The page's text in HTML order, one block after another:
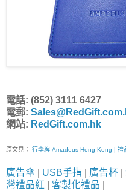
電話: (852) 3111 6427
電郵:
網站: RedGift.com.hk
原文見： 行李牌-Amadeus Hong Kong | 禮
廣告傘 USB手指 廣告杯
灣禮品紅
客製化禮品